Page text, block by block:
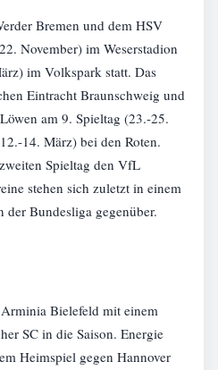
Bremen und dem HSV
November) im Weserstadion
im Volkspark statt. Das
Eintracht Braunschweig und
am 9. Spieltag (23.-25.
14. März) bei den Roten.
Spieltag den VfL
stehen sich zuletzt in einem
Bundesliga gegenüber.
Bielefeld mit einem
SC in die Saison. Energie
Heimspiel gegen Hannover